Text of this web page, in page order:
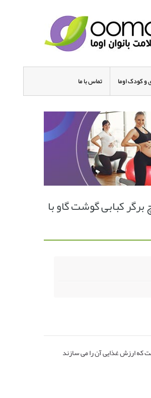
و کودک اوما تماس با ما
کبابی گوشت گاو با
که ارزش غذایی آن را می سازند